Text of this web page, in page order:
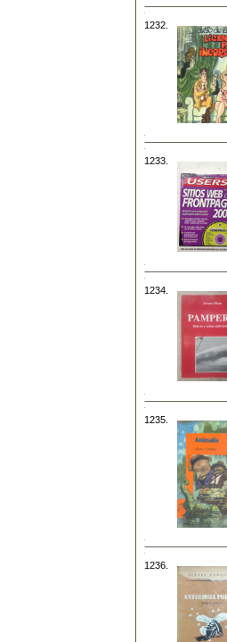
1232.
1233.
1234.
1235.
1236.